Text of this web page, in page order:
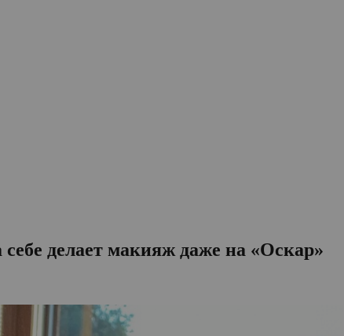
делает макияж даже на «Оскар»